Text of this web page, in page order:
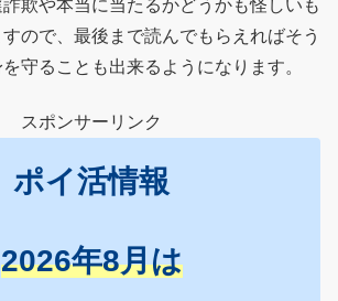
欺や本当に当たるかどうかも怪しいも
ので、最後まで読んでもらえればそう
守ることも出来るようになります。
スポンサーリンク
ポイ活情報
2026年8月は